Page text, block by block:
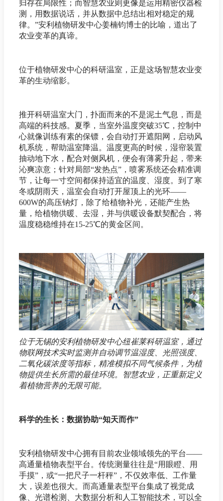
归存在局限性；而智慧农业则更像是运用精密仪器检
测，用数据说话，并从数据中总结出相对稳定的规
律。”安利植物研发中心姜楠钧博士的比喻，道出了
农业变革的真谛。
位于植物研发中心的科研温室，正是这场智慧农业变
革的生动缩影。
推开科研温室大门，扑面而来的不是泥土气息，而是
高端的科技感。夏季，当室外温度突破35℃，控制中
心就像训练有素的保镖，会自动打开遮阳网，启动风
机系统，帮助温室降温。温度更高的时候，湿帘装置
抽动地下水，配合对侧风机，便会有薄雾升起，带来
沁爽凉意；针对局部“发热点”，喷雾系统还会精准调
节，让每一寸空间都保持适宜的温度、湿度。到了寒
冬或阴雨天，温室会自动打开屋顶上的光环——
600W的高压钠灯，除了给植物补光，还能产生热
量，给植物供暖、去湿，并与供暖设备默契配合，将
温度稳稳维持在15-25℃的黄金区间。
位于无锡的安利植物研发中心纽崔莱科研温室，通过
物联网技术实时监测并自动调节温湿度、光照强度、
二氧化碳浓度等指标，精准模拟不同气候条件，为植
物提供生长所需的最佳环境。智慧农业，正重新定义
着植物营养的无限可能。
科学的生长：数据协助“知天而作”
安利植物研发中心拥有目前农业领域领先的平台——
高通量植物表型平台。传统测量往往是“用眼瞪、用
手摸”，或“一把尺子一杆秤”，不仅效率低、工作量
大，误差也很大。而高通量表型平台集成了视觉成
像、光谱检测、大数据分析和人工智能技术，可以全